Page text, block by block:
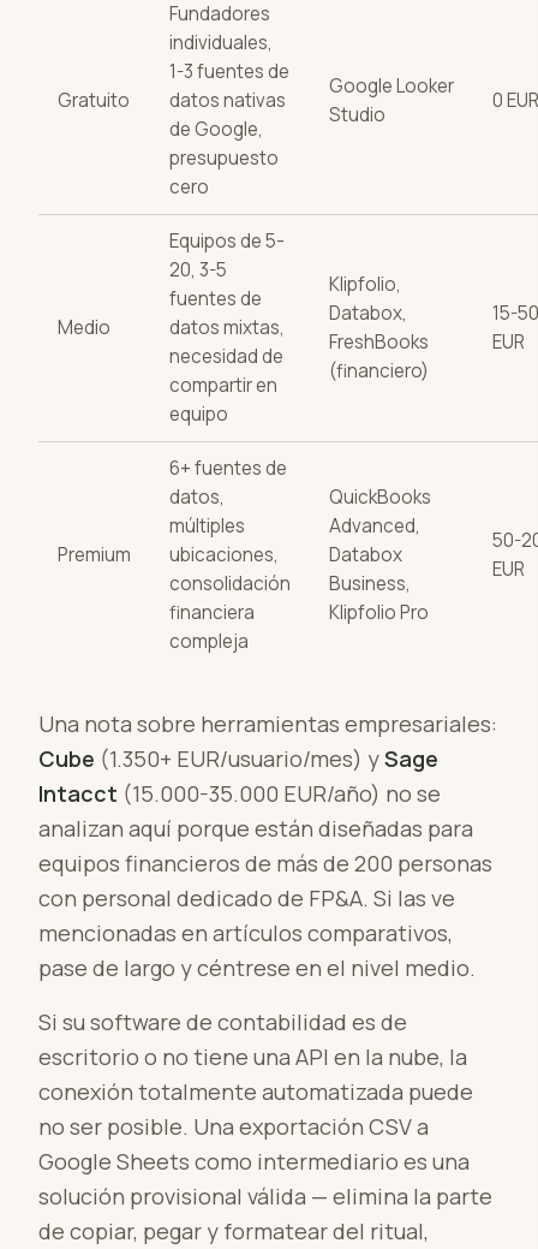
Gratuito
Fundadores
individuales,
1-3 fuentes de
datos nativas
de Google,
presupuesto
cero
Google Looker
Studio
0 EUR
Medio
Equipos de 5-
20, 3-5
fuentes de
datos mixtas,
necesidad de
compartir en
equipo
Klipfolio,
Databox,
FreshBooks
(financiero)
15-50
EUR
Premium
6+ fuentes de
datos,
múltiples
ubicaciones,
consolidación
financiera
compleja
QuickBooks
Advanced,
Databox
Business,
Klipfolio Pro
50-
EUR
Una nota sobre herramientas empresariales:
Cube (1.350+ EUR/usuario/mes) ySage
Intacct (15.000-35.000 EUR/año) no se
analizan aquí porque están diseñadas para
equipos financieros de más de 200 personas
con personal dedicado de FP&A. Si las ve
mencionadas en artículos comparativos,
pase de largo y céntrese en el nivel medio.
Si su software de contabilidad es de
escritorio o no tiene una API en la nube, la
conexión totalmente automatizada puede
no ser posible. Una exportación CSV a
Google Sheets como intermediario es una
solución provisional válida — elimina la parte
de copiar, pegar y formatear del ritual,